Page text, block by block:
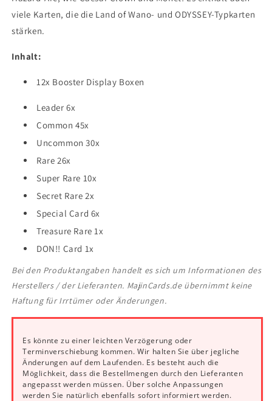
viele Karten, die die Land of Wano- und ODYSSEY-Typkarten
stärken.
Inhalt:
12x Booster Display Boxen
Leader 6x
Common 45x
Uncommon 30x
Rare 26x
Super Rare 10x
Secret Rare 2x
Special Card 6x
Treasure Rare 1x
DON!! Card 1x
Bei den Produktangaben handelt es sich um Informationen des
Herstellers / der Lieferanten. MajinCards.de übernimmt keine
Haftung für Irrtümer oder Änderungen.
Es könnte zu einer leichten Verzögerung oder
Terminverschiebung kommen. Wir halten Sie über jegliche
Änderungen auf dem Laufenden. Es besteht auch die
Möglichkeit, dass die Bestellmengen durch den Lieferanten
angepasst werden müssen. Über solche Anpassungen
werden Sie natürlich ebenfalls sofort informiert werden.